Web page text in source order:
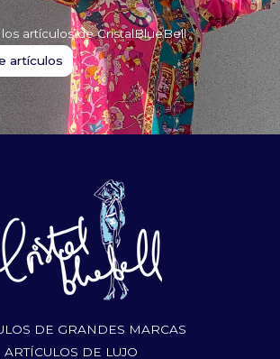
artículos de CristalBlueBell
artículos
DE GRANDES MARCAS
ARTÍCULOS DE LUJO